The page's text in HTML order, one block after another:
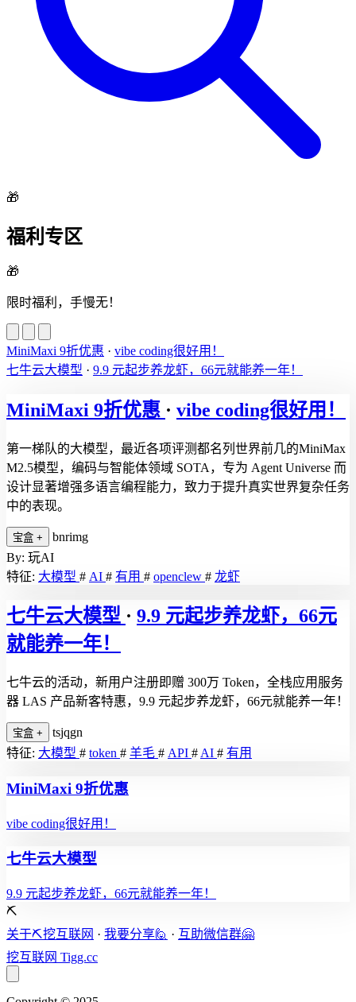
🎁
福利专区
🎁
限时福利，手慢无！
MiniMaxi 9折优惠 · vibe coding很好用！
七牛云大模型 · 9.9 元起步养龙虾，66元就能养一年！
MiniMaxi 9折优惠 · vibe coding很好用！
第一梯队的大模型，最近各项评测都名列世界前几的MiniMax
M2.5模型，编码与智能体领域 SOTA，专为 Agent Universe 而
设计显著增强多语言编程能力，致力于提升真实世界复杂任务
中的表现。
宝盒 +
bnrimg
By: 玩AI
特征: 大模型 # AI # 有用 # openclew # 龙虾
七牛云大模型 · 9.9 元起步养龙虾，66元
就能养一年！
七牛云的活动，新用户注册即赠 300万 Token，全栈应用服务
器 LAS 产品新客特惠，9.9 元起步养龙虾，66元就能养一年！
宝盒 +
tsjqgn
特征: 大模型 # token # 羊毛 # API # AI # 有用
MiniMaxi 9折优惠
vibe coding很好用！
七牛云大模型
9.9 元起步养龙虾，66元就能养一年！
⛏️
关于⛏️挖互联网 · 我要分享🙋 · 互助微信群🤗
挖互联网 Tigg.cc